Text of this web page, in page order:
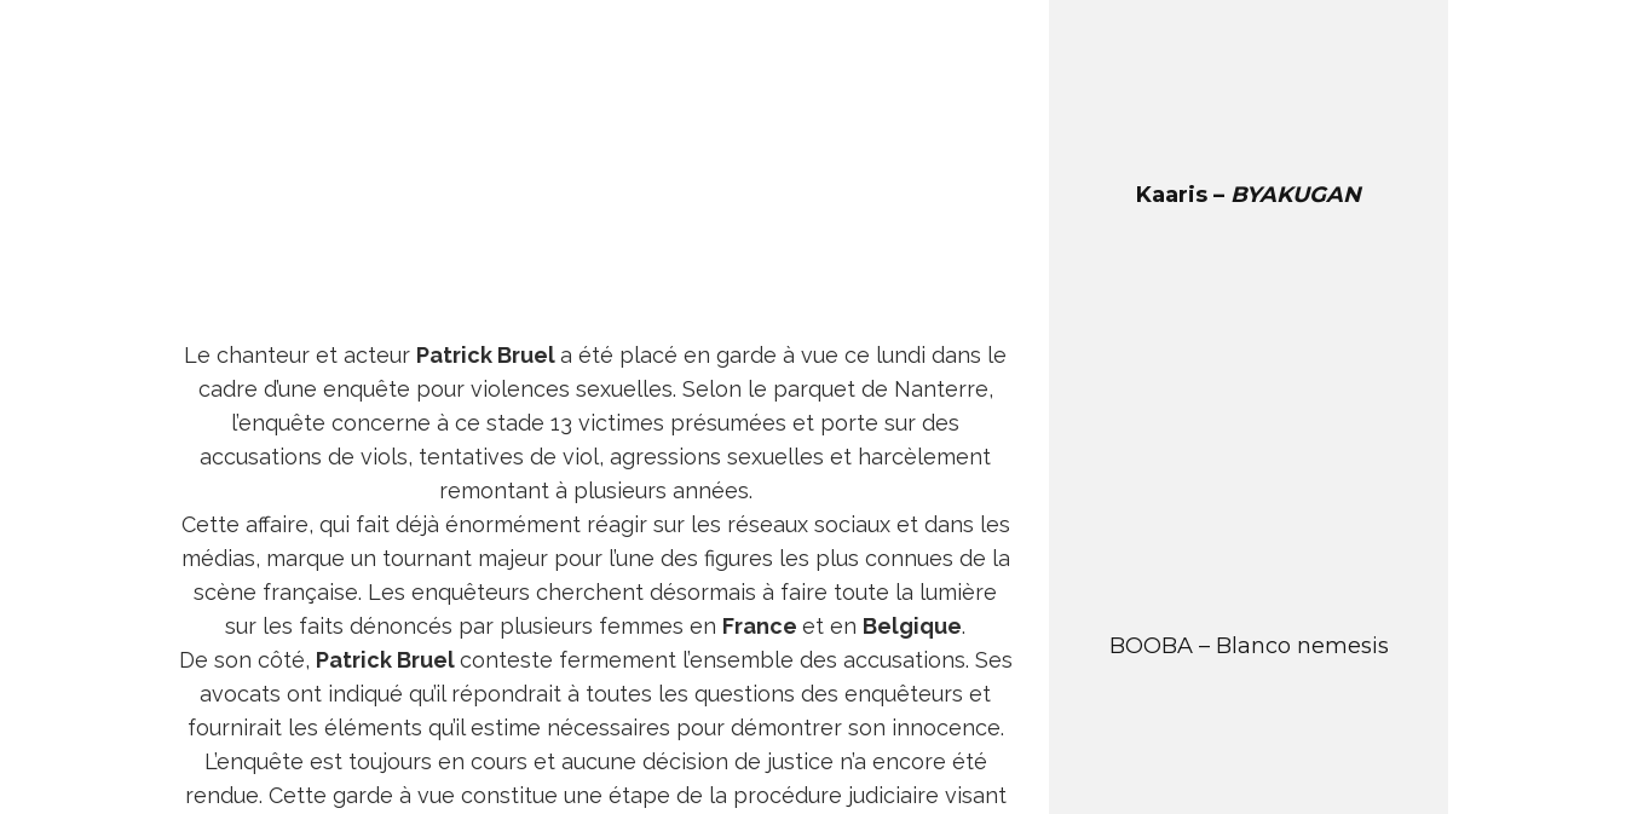
Le chanteur et acteur Patrick Bruela été placé en garde à vue ce lundi dans le
cadre d’une enquête pour violences sexuelles. Selon le parquet de Nanterre,
l’enquête concerne à ce stade 13 victimes présumées et porte sur des
accusations de viols, tentatives de viol, agressions sexuelles et harcèlement
remontant à plusieurs années.
Cette affaire, qui fait déjà énormément réagir sur les réseaux sociaux et dans les
médias, marque un tournant majeur pour l’une des figures les plus connues de la
scène française. Les enquêteurs cherchent désormais à faire toute la lumière
sur les faits dénoncés par plusieurs femmes en France et en Belgique.
De son côté, Patrick Bruelconteste fermement l’ensemble des accusations. Ses
avocats ont indiqué qu’il répondrait à toutes les questions des enquêteurs et
fournirait les éléments qu’il estime nécessaires pour démontrer son innocence.
L’enquête est toujours en cours et aucune décision de justice n’a encore été
rendue. Cette garde à vue constitue une étape de la procédure judiciaire visant
Kaaris – BYAKUGAN
BOOBA – Blanco nemesis